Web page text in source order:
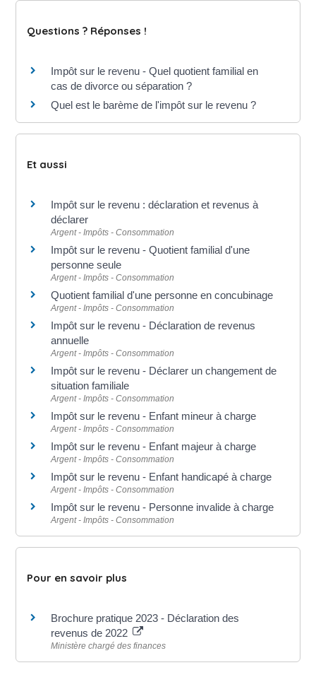
Questions ? Réponses !
Impôt sur le revenu - Quel quotient familial en
cas de divorce ou séparation ?
Quel est le barème de l'impôt sur le revenu ?
Et aussi
Impôt sur le revenu : déclaration et revenus à
déclarer
Argent - Impôts - Consommation
Impôt sur le revenu - Quotient familial d'une
personne seule
Argent - Impôts - Consommation
Quotient familial d'une personne en concubinage
Argent - Impôts - Consommation
Impôt sur le revenu - Déclaration de revenus
annuelle
Argent - Impôts - Consommation
Impôt sur le revenu - Déclarer un changement de
situation familiale
Argent - Impôts - Consommation
Impôt sur le revenu - Enfant mineur à charge
Argent - Impôts - Consommation
Impôt sur le revenu - Enfant majeur à charge
Argent - Impôts - Consommation
Impôt sur le revenu - Enfant handicapé à charge
Argent - Impôts - Consommation
Impôt sur le revenu - Personne invalide à charge
Argent - Impôts - Consommation
Pour en savoir plus
Brochure pratique 2023 - Déclaration des
revenus de 2022
Ministère chargé des finances